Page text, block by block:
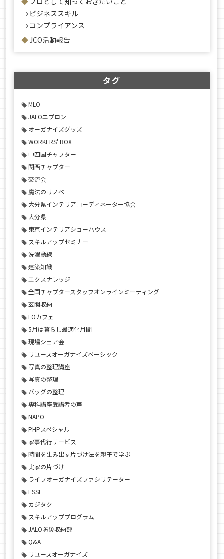
ビジネススキル
コンプライアンス
JCO活動報告
タグ
MLO
JALOエプロン
オーガナイズグッズ
WORKERS' BOX
中四国チャプター
関西チャプター
交流会
魔法のリノベ
大分県インテリアコーディネーター協会
大分県
東京インテリアショーハウス
スキルアップセミナー
洗濯動線
建築知識
エクスナレッジ
全国チャプタースタッフオンラインミーティング
玄関収納
LOカフェ
5月は暮らし最適化月間
現場シェア会
リユースオーガナイズベーシック
写真の整理講座
写真の整理
バッグの整理
専科講座受講者の声
NAPO
PHPスペシャル
家事代行サービス
時間を生み出す片づけ法を親子で学ぶ
実家の片づけ
ライフオーガナイズファシリテーター
ESSE
カジタク
スキルアッププログラム
JALO防災収納部
Q&A
リユースオーガナイズ